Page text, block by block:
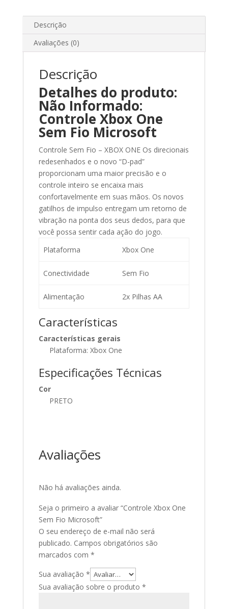
Descrição
Avaliações (0)
Descrição
Detalhes do produto:
Não Informado:
Controle Xbox One
Sem Fio Microsoft
Controle Sem Fio – XBOX ONE Os direcionais
redesenhados e o novo “D-pad”
proporcionam uma maior precisão e o
controle inteiro se encaixa mais
confortavelmente em suas mãos. Os novos
gatilhos de impulso entregam um retorno de
vibração na ponta dos seus dedos, para que
você possa sentir cada ação do jogo.
Plataforma
Xbox One
Conectividade Sem Fio
Alimentação 2x Pilhas AA
Características
Características gerais
Plataforma: Xbox One
Especificações Técnicas
Cor
PRETO
Avaliações
Não há avaliações ainda.
Seja o primeiro a avaliar “Controle Xbox One
Sem Fio Microsoft”
O seu endereço de e-mail não será
publicado. Campos obrigatórios são
marcados com *
Sua avaliação *
Sua avaliação sobre o produto *